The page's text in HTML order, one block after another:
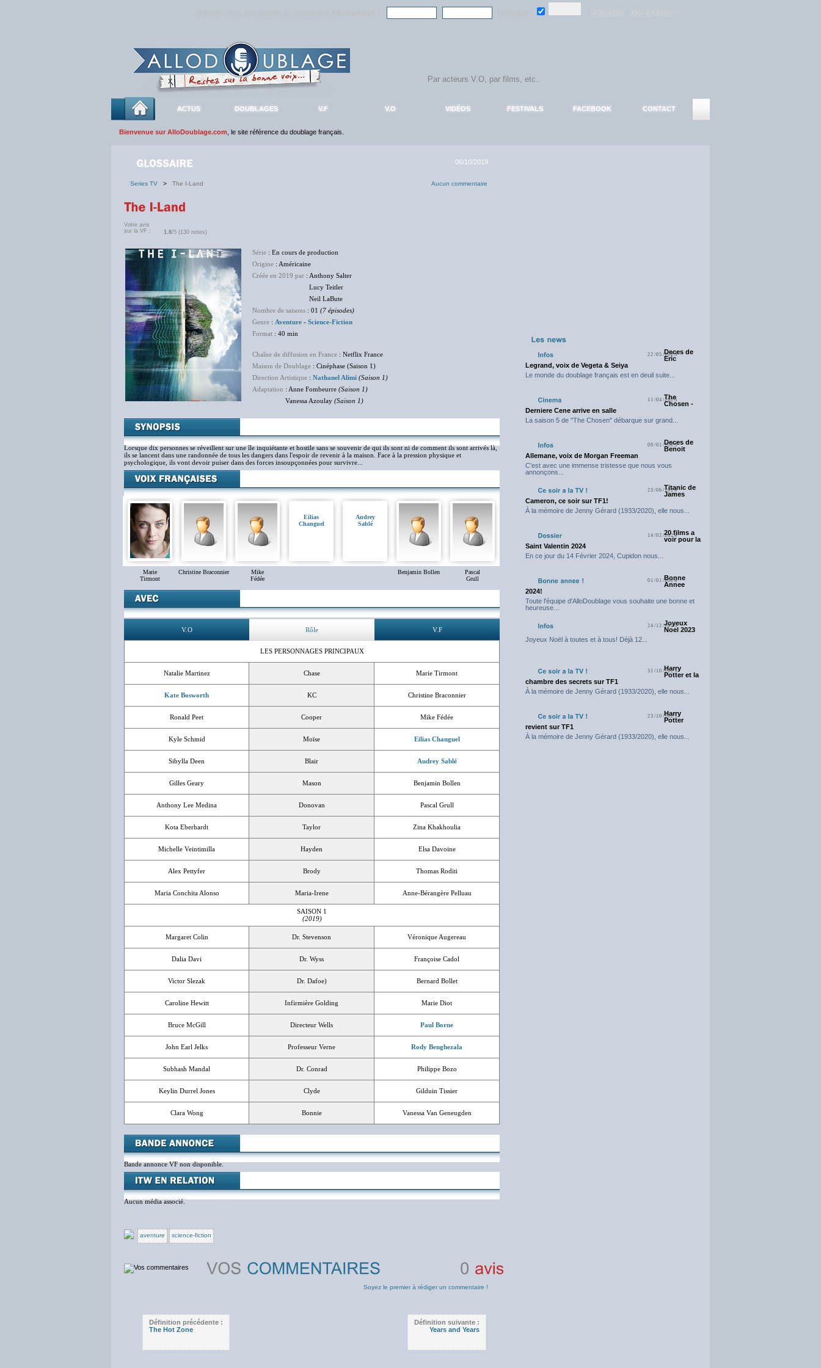
ACTUS DOUBLAGES V.F V.O VIDÉOS FESTIVALS FACEBOOK CONTACT
Bienvenue sur AlloDoublage.com , le site référence du doublage français.
06/10/2019
Series TV > The I-Land Aucun commentaire
Votre avis
sur la VF :
1.8/5 (130 notes)
Série : En cours de production
Origine : Américaine
Créée en 2019 par : Anthony Salter
Lucy Teitler
Neil LaBute
Nombre de saisons : 01 (7 épisodes)
Genre : Aventure - Science-Fiction
Format : 40 min
Chaîne de diffusion en France : Netflix France
Maison de Doublage : Cinéphase (Saison 1)
Direction Artistique : Nathanel Alimi (Saison 1)
Adaptation : Anne Fombeurre (Saison 1)
Vanessa Azoulay (Saison 1)
Lorsque dix personnes se réveillent sur une île inquiétante et hostile sans se souvenir de qui ils sont ni de comment ils sont arrivés là,
ils se lancent dans une randonnée de tous les dangers dans l'espoir de revenir à la maison. Face à la pression physique et
psychologique, ils vont devoir puiser dans des forces insoupçonnées pour survivre...
Marie
Tirmont
Christine Braconnier
Mike
Fédée
Eilias
Changuel
Audrey
Sablé
Benjamin Bollen
Pascal
Grull
V.O Rôle V.F
LES PERSONNAGES PRINCIPAUX
Natalie Martinez Chase Marie Tirmont
Kate Bosworth KC Christine Braconnier
Ronald Peet Cooper Mike Fédée
Kyle Schmid Moïse Eilias Changuel
Sibylla Deen Blair Audrey Sablé
Gilles Geary Mason Benjamin Bollen
Anthony Lee Medina Donovan Pascal Grull
Kota Eberhardt Taylor Zina Khakhoulia
Michelle Veintimilla Hayden Elsa Davoine
Alex Pettyfer Brody Thomas Roditi
Maria Conchita Alonso Maria-Irene Anne-Bérangère Pelluau
SAISON 1
(2019)
Margaret Colin Dr. Stevenson Véronique Augereau
Dalia Davi Dr. Wyss Françoise Cadol
Victor Slezak Dr. Dafoe) Bernard Bollet
Caroline Hewitt Infirmière Golding Marie Diot
Bruce McGill Directeur Wells Paul Borne
John Earl Jelks Professeur Verne Rody Benghezala
Subhash Mandal Dr. Conrad Philippe Bozo
Keylin Durrel Jones Clyde Gilduin Tissier
Clara Wong Bonnie Vanessa Van Geneugden
Bande annonce VF non disponible.
Aucun média associé.
aventure science-fiction
Soyez le premier à rédiger un commentaire !
Définition précédente :
The Hot Zone
Définition suivante :
Years and Years
22/05/2025Deces de
Eric
Legrand, voix de Vegeta & Seiya
Le monde du doublage français est en deuil suite...
11/04/2025
The
Chosen -
Derniere Cene arrive en salle
La saison 5 de "The Chosen" débarque sur grand...
09/01/2025Deces de
Benoit
Allemane, voix de Morgan Freeman
C'est avec une immense tristesse que nous vous
annonçons...
23/06/2024Titanic de
James
Cameron, ce soir sur TF1!
À la mémoire de Jenny Gérard (1933/2020), elle nous...
14/02/202420 films a
voir pour la
Saint Valentin 2024
En ce jour du 14 Février 2024, Cupidon nous...
01/01/2024
Bonne
Annee
2024!
Toute l'équipe d'AlloDoublage vous souhaite une bonne et
heureuse...
24/12/2023
Joyeux
Noel 2023
Joyeux Noël à toutes et à tous! Déjà 12...
31/10/2023
Harry
Potter et la
chambre des secrets sur TF1
À la mémoire de Jenny Gérard (1933/2020), elle nous...
23/10/2023
Harry
Potter
revient sur TF1
À la mémoire de Jenny Gérard (1933/2020), elle nous...